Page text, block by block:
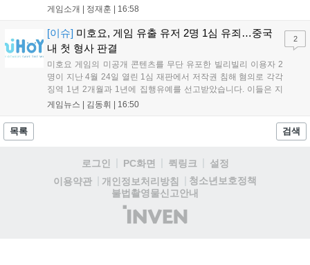
인은 개선이 필요해 보입니다. 또한, 성장 트랙의 과도한 분절과
요구됩니다. 개발사는 향후 캐릭터 추가 등을 통해 게임성을 다듬
어 경쟁력을 확보할 계획입니다....
게임소개 | 정재훈 | 16:58
[이슈] 미호요, 게임 유출 유저 2명 1심 유죄…중국
내 첫 형사 판결
미호요 게임의 미공개 콘텐츠를 무단 유포한 빌리빌리 이용자 2
명이 지난 4월 24일 열린 1심 재판에서 저작권 침해 혐의로 각각
징역 1년 2개월과 1년에 집행유예를 선고받았습니다. 이들은 지
난해 7월부터 원신 등 주요 게임의 영상을 유포해 60만 회 이상의
이후 중국 내 첫 형사사건임을 강조하며 향후 무단 유출에 강경
게임뉴스 | 김동휘 | 16:50
2
목록 검색
로그인 PC화면 퀵링크
설정
이용약관
개인정보처리방침
청소년보호정책
불법촬영물신고안내
(주)
인